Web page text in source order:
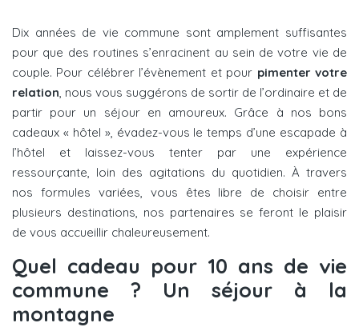
Dix années de vie commune sont amplement suffisantes
pour que des routines s’enracinent au sein de votre vie de
couple. Pour célébrer l’évènement et pour pimenter votre
relation , nous vous suggérons de sortir de l’ordinaire et de
partir pour un séjour en amoureux. Grâce à nos bons
cadeaux « hôtel », évadez-vous le temps d’une escapade à
l’hôtel et laissez-vous tenter par une expérience
ressourçante, loin des agitations du quotidien. À travers
nos formules variées, vous êtes libre de choisir entre
plusieurs destinations, nos partenaires se feront le plaisir
de vous accueillir chaleureusement.
Quel cadeau pour 10 ans de vie
commune ? Un séjour à la
montagne